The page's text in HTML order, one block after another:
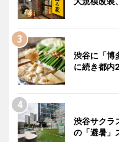
渋谷に「博
に続き都内
渋谷サクラ
の「避暑」